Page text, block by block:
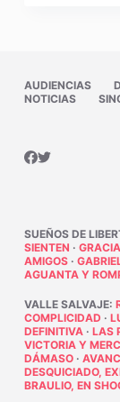
AUDIENCIAS
NOTICIAS
SUEÑOS DE
SIENTEN ·
AMIGOS·
AGUANTA Y
VALLE SALVAJE:
COMPLICIDAD ·
DEFINITIVA· LAS
VICTORIA Y
DÁMASO·
DESQUICIADO,
BRAULIO, EN